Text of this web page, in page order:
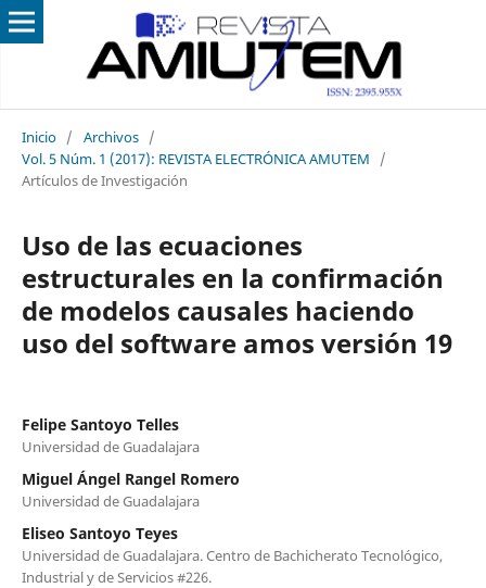
Inicio / Archivos /
Vol. 5 Núm. 1 (2017): REVISTA ELECTRÓNICA AMUTEM
/
Artículos de Investigación
Uso de las ecuaciones
estructurales en la confirmación
de modelos causales haciendo
uso del software amos versión 19
Felipe Santoyo Telles
Universidad de Guadalajara
Miguel Ángel Rangel Romero
Universidad de Guadalajara
Eliseo Santoyo Teyes
Universidad de Guadalajara. Centro de Bachicherato Tecnológico,
Industrial y de Servicios #226.